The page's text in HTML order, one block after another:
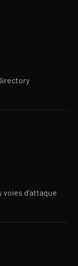
voies d'attaque